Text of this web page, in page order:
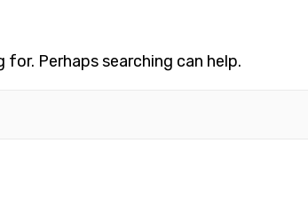
for. Perhaps searching can help.